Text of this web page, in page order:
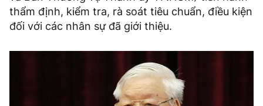
thẩm định, kiểm tra, rà soát tiêu chuẩn, điều kiện
đối với các nhân sự đã giới thiệu.